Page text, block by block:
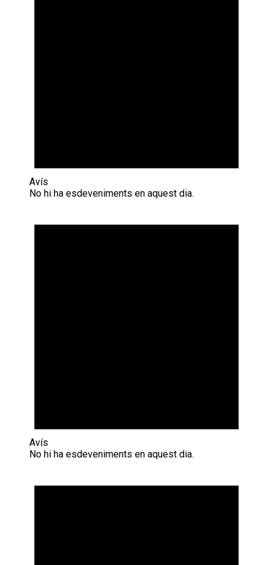
Avís
No hi ha esdeveniments en aquest dia.
Avís
No hi ha esdeveniments en aquest dia.